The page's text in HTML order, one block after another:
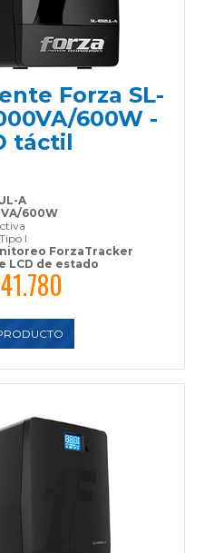
Forza SL-
600W -
táctil
A
600W
I
ForzaTracker
LCD de estado